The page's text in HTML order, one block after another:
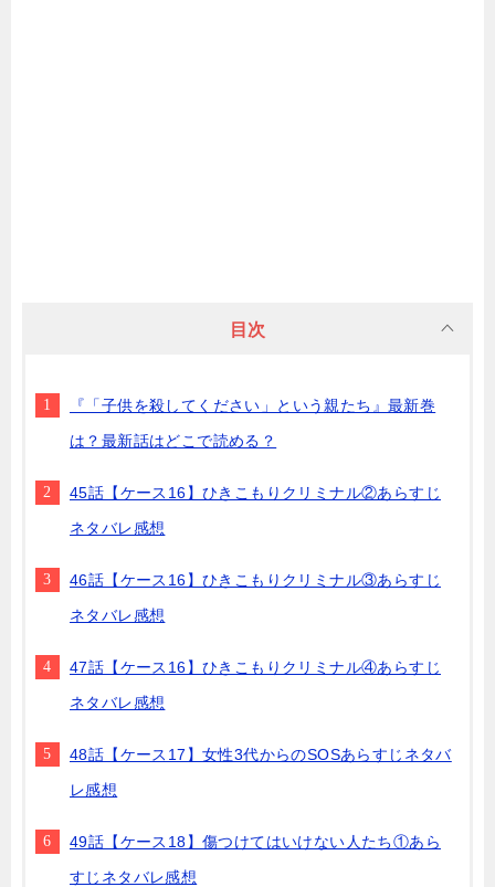
目次
『「子供を殺してください」という親たち』最新巻
は？最新話はどこで読める？
45話【ケース16】ひきこもりクリミナル②あらすじ
ネタバレ感想
46話【ケース16】ひきこもりクリミナル③あらすじ
ネタバレ感想
47話【ケース16】ひきこもりクリミナル④あらすじ
ネタバレ感想
48話【ケース17】女性3代からのSOSあらすじネタバ
レ感想
49話【ケース18】傷つけてはいけない人たち①あら
すじネタバレ感想